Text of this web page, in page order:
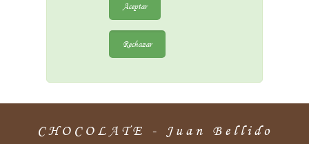
Aceptar
Rechazar
CHOCOLATE - Juan Bellido